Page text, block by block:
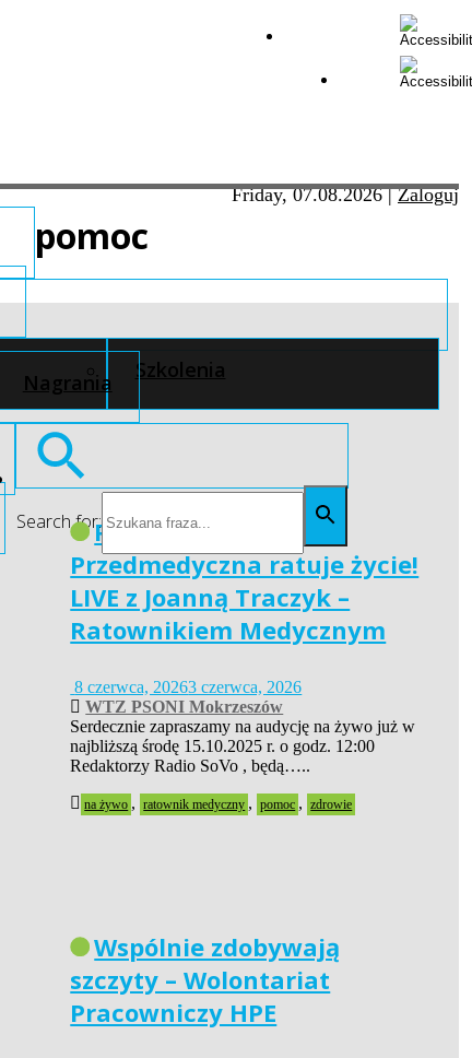
Friday, 07.08.2026|Zaloguj
Szkolenia
Nagrania
Search for:
pomoc
Pierwsza Pomoc
Przedmedyczna ratuje życie!
LIVE z Joanną Traczyk –
Ratownikiem Medycznym
8 czerwca, 20263 czerwca, 2026
WTZ PSONI Mokrzeszów
Serdecznie zapraszamy na audycję na żywo już w
najbliższą środę 15.10.2025 r. o godz. 12:00
Redaktorzy Radio SoVo , będą…..
na żywo , ratownik medyczny , pomoc , zdrowie
Wspólnie zdobywają
szczyty – Wolontariat
Pracowniczy HPE